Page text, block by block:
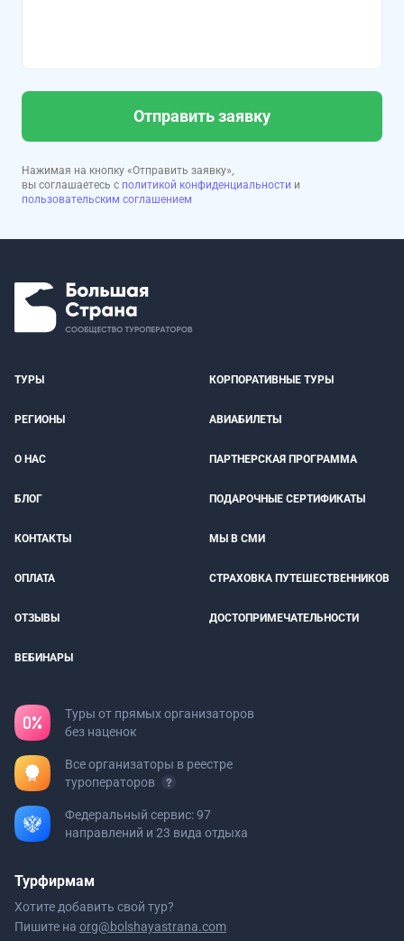
Отправить заявку
Нажимая на кнопку «Отправить заявку»,
вы соглашаетесь с политикой конфиденциальности и
пользовательским соглашением
ТУРЫ КОРПОРАТИВНЫЕ ТУРЫ
РЕГИОНЫ АВИАБИЛЕТЫ
О НАС ПАРТНЕРСКАЯ ПРОГРАММА
БЛОГ ПОДАРОЧНЫЕ СЕРТИФИКАТЫ
КОНТАКТЫ МЫ В СМИ
ОПЛАТА СТРАХОВКА ПУТЕШЕСТВЕННИКОВ
ОТЗЫВЫ ДОСТОПРИМЕЧАТЕЛЬНОСТИ
ВЕБИНАРЫ
Туры от прямых организаторов
без наценок
Все организаторы в реестре
туроператоров
Федеральный сервис: 97
направлений и 23 вида отдыха
Турфирмам
Хотите добавить свой тур?
Пишите на org@bolshayastrana.com